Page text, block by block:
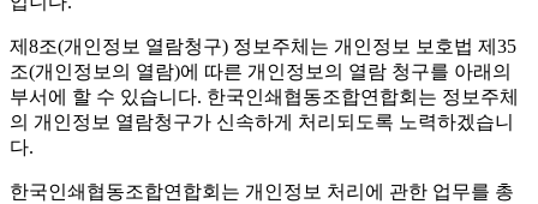
제8조(개인정보 열람청구) 정보주체는 개인정보 보호법 제35
조(개인정보의 열람)에 따른 개인정보의 열람 청구를 아래의
부서에 할 수 있습니다. 한국인쇄협동조합연합회는 정보주체
의 개인정보 열람청구가 신속하게 처리되도록 노력하겠습니
다.
한국인쇄협동조합연합회는 개인정보 처리에 관한 업무를 총